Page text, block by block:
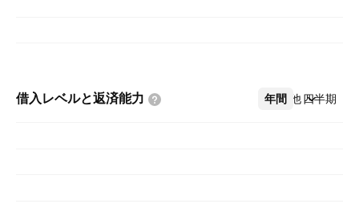
借入レベルと返済能力 年間 四半期
その他